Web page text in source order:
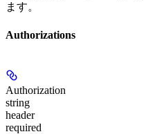
ます。
Authorizations
Authorization
string
header
required